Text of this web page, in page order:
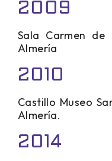
2009
Sala Carmen de
Almería
2010
Castillo Museo
Almería.
2014